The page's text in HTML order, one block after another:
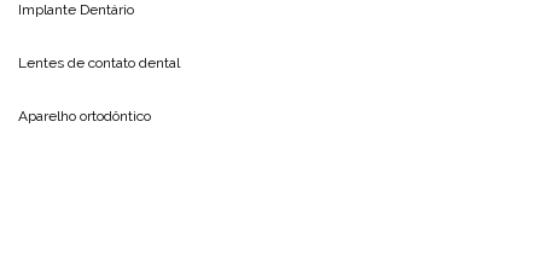
Implante Dentário
Lentes de contato dental
Aparelho ortodôntico